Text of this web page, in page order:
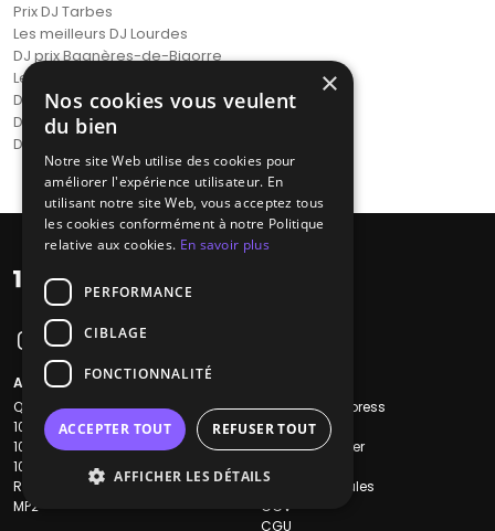
Prix DJ Tarbes
Les meilleurs DJ Lourdes
DJ prix Bagnères-de-Bigorre
Les meilleurs DJ Aureilhan
DJ animation Lannemezan
Disc jockey Vic-en-Bigorre
DJ autour de moi Villelongue
A propos
Qui sommes-nous ?
1001Salles
1001Salles PRO
1001Traiteurs
Reserverunbar
MP2
Recherche Express
L'équipe
Nous contacter
FAQ
Mentions légales
CGV
CGU
×
Nos cookies vous veulent
du bien
Notre site Web utilise des cookies pour
améliorer l'expérience utilisateur. En
utilisant notre site Web, vous acceptez tous
les cookies conformément à notre Politique
relative aux cookies. En savoir plus
PERFORMANCE
CIBLAGE
FONCTIONNALITÉ
ACCEPTER TOUT REFUSER TOUT
AFFICHER LES DÉTAILS